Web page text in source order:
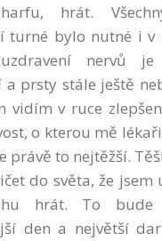
hrát.
turné bylo nutné i v
nervů je
a prsty stále ještě
vidím v ruce
o kterou mě
právě to nejtěžší.
do světa, že jsem
hrát. To
den a největší